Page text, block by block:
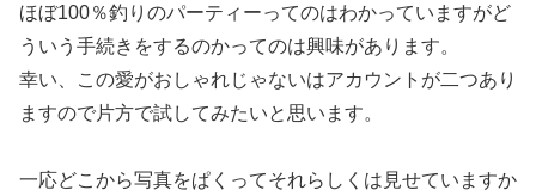
ほぼ100％釣りのパーティーってのはわかっていますがど
ういう手続きをするのかってのは興味があります。
幸い、この愛がおしゃれじゃないはアカウントが二つあり
ますので片方で試してみたいと思います。
一応どこから写真をぱくってそれらしくは見せていますか